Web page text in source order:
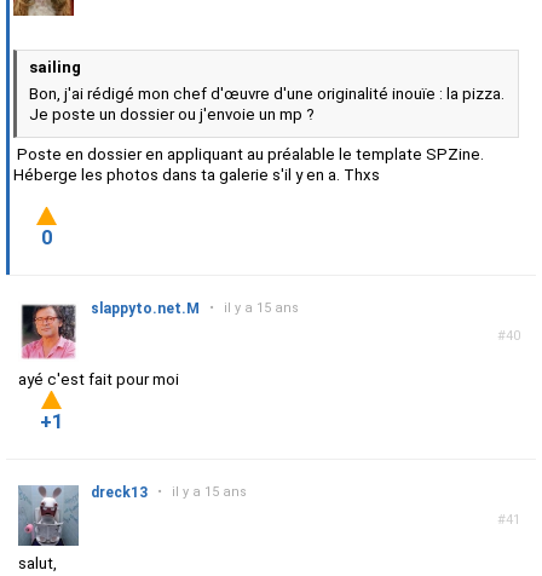
sailing
Bon, j'ai rédigé mon chef d'œuvre d'une originalité inouïe : la pizza.
Je poste un dossier ou j'envoie un mp ?
Poste en dossier en appliquant au préalable le template SPZine.
Héberge les photos dans ta galerie s'il y en a. Thxs
0
#40
slappyto.net.M • il y a 15 ans
ayé c'est fait pour moi
+1
#41
dreck13 • il y a 15 ans
salut,